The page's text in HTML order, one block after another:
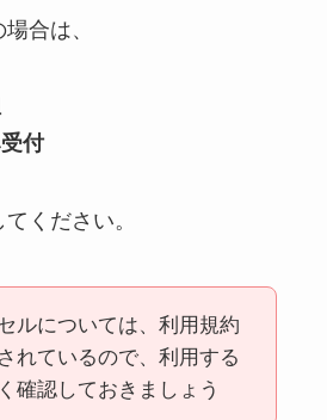
代は凄かった？昔は怖い？現在の
仲も調査
ジャニーズショップの営業時間
合は、
付
ください。
ルについては、利用規約
れているので、利用する
確認しておきましょう